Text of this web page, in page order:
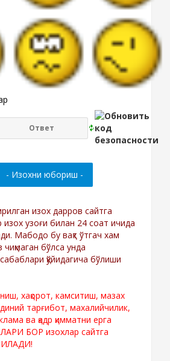
изох дарров сайтга
изох узоғи билан 24 соат ичида
Мабодо бу вақт ўтгач хам
бўлса унда
қўйидагича бўлиши
хақорот, камситиш, мазах
тарғибот, махалийчилик,
ва қадр қимматни ерга
БОР изохлар сайтга